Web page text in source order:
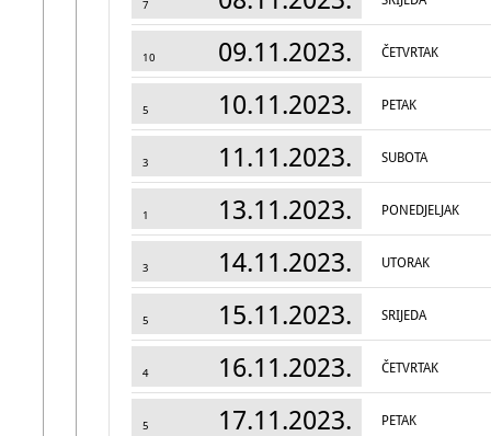
7
10 09.11.2023. ČETVRTAK
5 10.11.2023. PETAK
3 11.11.2023. SUBOTA
1 13.11.2023. PONEDJELJAK
3 14.11.2023. UTORAK
5 15.11.2023. SRIJEDA
4 16.11.2023. ČETVRTAK
5 17.11.2023. PETAK